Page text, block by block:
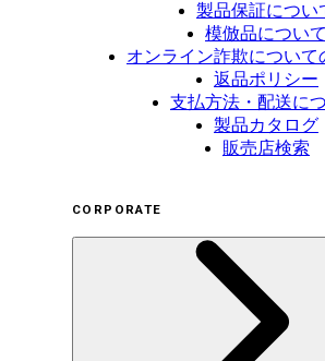
製品保証につい
模倣品について
オンライン詐欺について
返品ポリシー
支払方法・配送に
製品カタログ
販売店検索
CORPORATE